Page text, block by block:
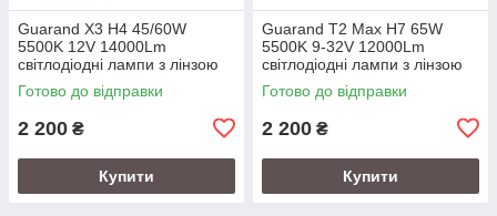
Guarand X3 H4 45/60W
5500K 12V 14000Lm
світлодіодні лампи з лінзою
Готово до відправки
2 200 ₴
Купити
Guarand T2 Max H7 65W
5500K 9-32V 12000Lm
світлодіодні лампи з лінзою
Готово до відправки
2 200 ₴
Купити